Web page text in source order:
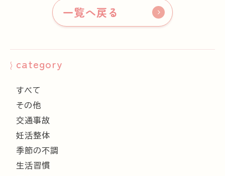
一覧へ戻る
category
すべて
その他
交通事故
妊活整体
季節の不調
生活習慣